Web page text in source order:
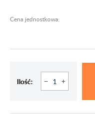
Cena jednostkowa:
Ilość: